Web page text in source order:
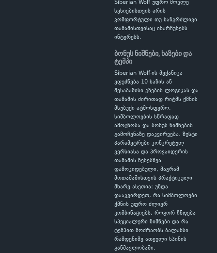
Siberian Wolf უფრო მოკლე
სესიებისთვის არის
კომფორტული თუ ხანგრძლივი
თამაშისთვისაც ინარჩუნებს
ინტერესს.
ბონუს ნიშნები, ხაზები და
ტემპი
Siberian Wolf-ის მექანიკა
ეფუძნება 10 ხაზის ან
შესაბამისი გზების ლოგიკას და
თამაშის ძირითად რიტმს ქმნის
მსუბუქი ატმოსფერო,
სიმბოლოების სწრაფად
ამოცნობა და ბონუს ნიშნების
გამოჩენაზე დაკვირვება. ზუსტი
პარამეტრები კონკრეტულ
ვერსიასა და პროვაიდერის
თამაშის წესებზეა
დამოკიდებული, მაგრამ
მოთამაშისთვის პრაქტიკული
მხარე ასეთია: უნდა
დააკვირდეთ, რა სიმბოლოები
ქმნის უფრო ძლიერ
კომბინაციებს, როგორ ჩნდება
სპეციალური ნიშნები და რა
ტემპით მოძრაობს ბალანსი
რამდენიმე ათეული სპინის
განმავლობაში.